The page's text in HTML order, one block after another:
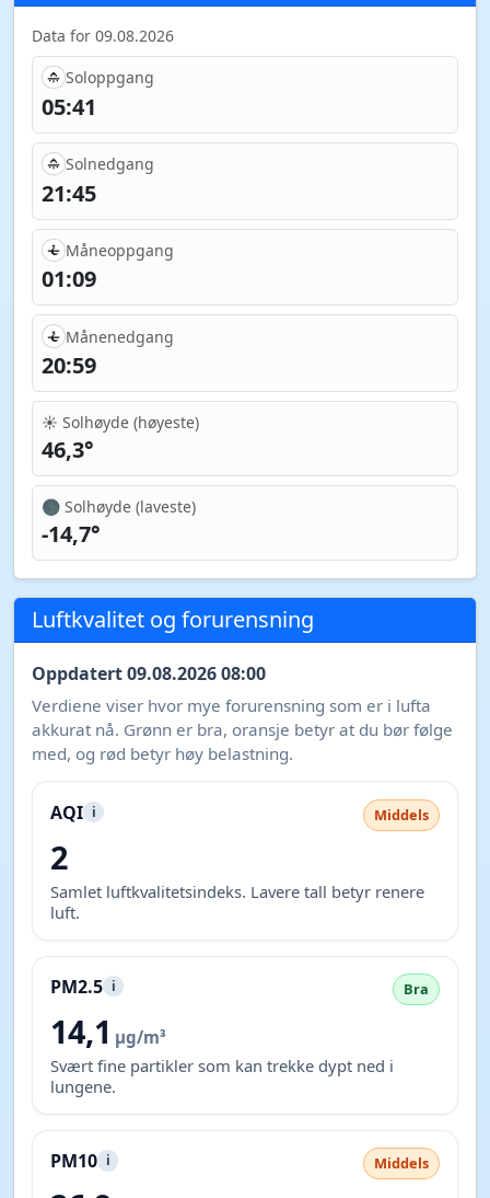
Data for 09.08.2026
Soloppgang
05:41
Solnedgang
21:45
Måneoppgang
01:09
Månenedgang
20:59
☀️ Solhøyde (høyeste)
46,3°
🌑 Solhøyde (laveste)
-14,7°
Luftkvalitet og forurensning
Oppdatert 09.08.2026 08:00
Verdiene viser hvor mye forurensning som er i lufta
akkurat nå. Grønn er bra, oransje betyr at du bør følge
med, og rød betyr høy belastning.
AQI i Middels
2
Samlet luftkvalitetsindeks. Lavere tall betyr renere
luft.
PM2.5 i Bra
14,1 µg/m³
Svært fine partikler som kan trekke dypt ned i
lungene.
PM10 i Middels